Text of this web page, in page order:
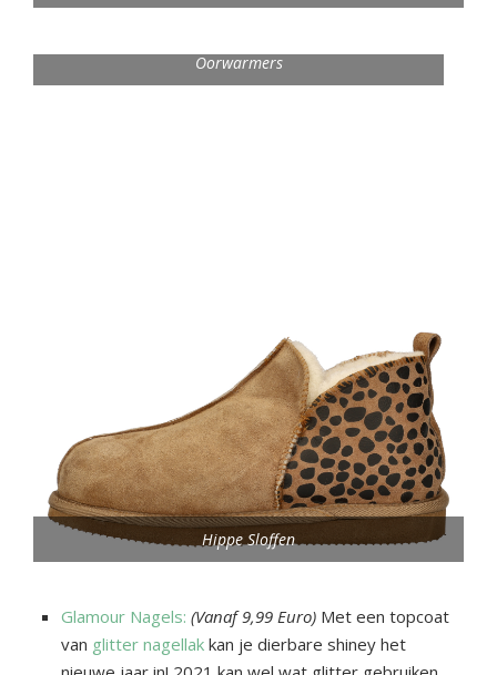
Oorwarmers
Hippe Sloffen
Glamour Nagels: (Vanaf 9,99 Euro) Met een topcoat
van glitter nagellak kan je dierbare shiney het